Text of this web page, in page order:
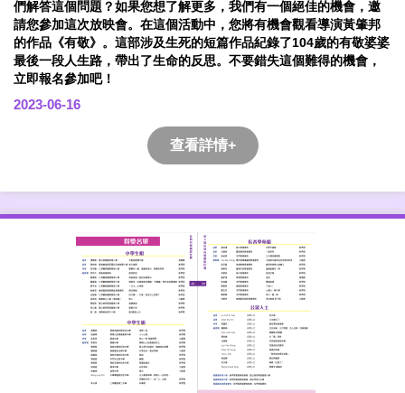
們解答這個問題？如果您想了解更多，我們有一個絕佳的機會，邀
請您參加這次放映會。在這個活動中，您將有機會觀看導演黃肇邦
的作品《有敬》。這部涉及生死的短篇作品紀錄了104歲的有敬婆婆
最後一段人生路，帶出了生命的反思。不要錯失這個難得的機會，
立即報名參加吧！
2023-06-16
查看詳情+